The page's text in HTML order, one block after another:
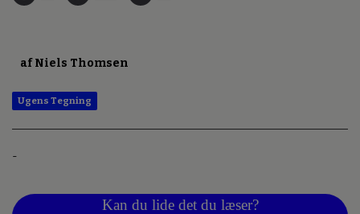
af Niels Thomsen
Ugens Tegning
-
Kan du lide det du læser?